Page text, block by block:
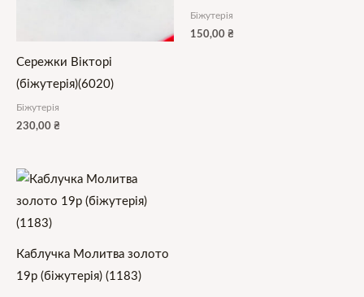
Сережки Вікторі
(біжутерія)(6020)
Біжутерія
230,00 ₴
Біжутерія
150,00 ₴
Каблучка Молитва золото
19р (біжутерія) (1183)